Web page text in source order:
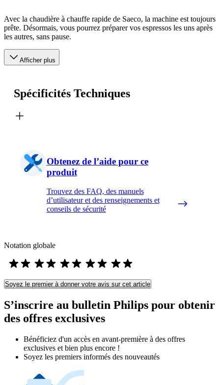
Avec la chaudière à chauffe rapide de Saeco, la machine est toujours
prête. Désormais, vous pourrez préparer vos espressos les uns après
les autres, sans pause.
Afficher plus
Spécificités Techniques
Obtenez de l’aide pour ce
produit
Trouvez des FAQ, des manuels
d’utilisateur et des renseignements et
conseils de sécurité
Notation globale
Soyez le premier à donner votre avis sur cet article
S’inscrire au bulletin Philips pour obtenir
des offres exclusives
Bénéficiez d'un accès en avant-première à des offres
exclusives et bien plus encore !
Soyez les premiers informés des nouveautés